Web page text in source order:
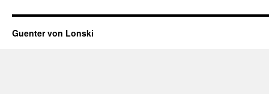
Guenter von Lonski